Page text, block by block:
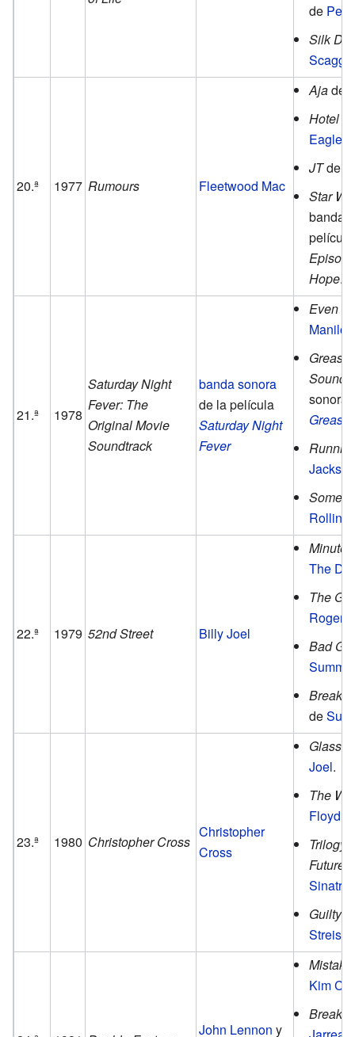
de
Silk
Scaggs
20.ª 1977 Rumours Fleetwood Mac
Ajade
Hotel
Eagles
JTde
Star
banda
Hope.
21.ª 1978
Saturday Night
Fever: The
Original Movie
Soundtrack
banda sonora
de la película
Saturday Night
Fever
Even
sonora
Grease
Some
Rolling
22.ª 1979 52nd Street Billy Joel
Minute
The
The
Rogers
Bad
de
23.ª 1980 Christopher Cross
Christopher
Cross
Glass
Joel.
The
Floyd
Trilogy:
Future
Sinatra
Guilty
John Lennon y
Kim